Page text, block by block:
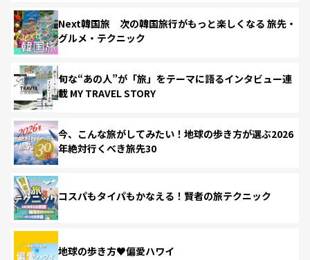
Next韓国旅 次の韓国旅行がもっと楽しくなる 旅先・
グルメ・テクニック
旬な“あの人”が「旅」をテーマに語るインタビュー連
載 MY TRAVEL STORY
今、こんな旅がしてみたい！地球の歩き方が選ぶ2026
年絶対行くべき旅先30
コスパもタイパもかなえる！賢者の旅テクニック
地球の歩き方♥偏愛ハワイ